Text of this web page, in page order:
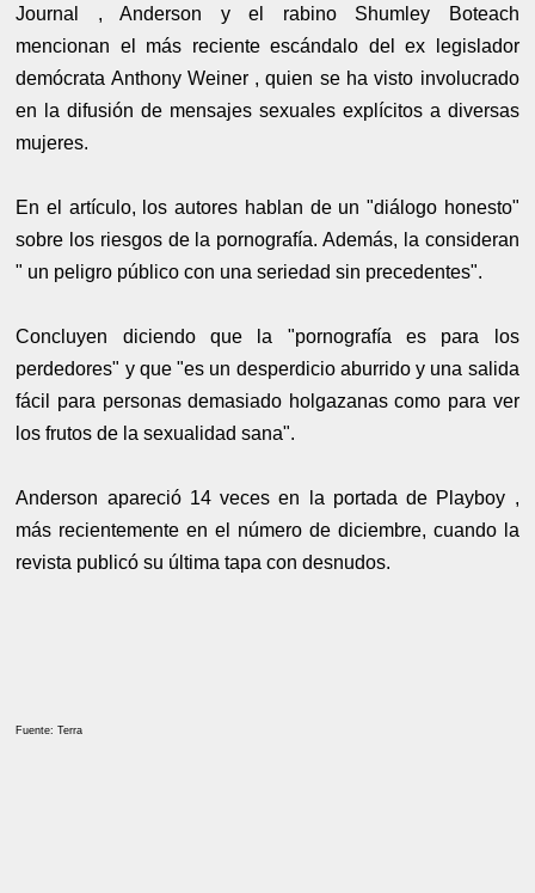
Journal , Anderson y el rabino Shumley Boteach
mencionan el más reciente escándalo del ex legislador
demócrata Anthony Weiner , quien se ha visto involucrado
en la difusión de mensajes sexuales explícitos a diversas
mujeres.
En el artículo, los autores hablan de un "diálogo honesto"
sobre los riesgos de la pornografía. Además, la consideran
" un peligro público con una seriedad sin precedentes".
Concluyen diciendo que la "pornografía es para los
perdedores" y que "es un desperdicio aburrido y una salida
fácil para personas demasiado holgazanas como para ver
los frutos de la sexualidad sana".
Anderson apareció 14 veces en la portada de Playboy ,
más recientemente en el número de diciembre, cuando la
revista publicó su última tapa con desnudos.
Fuente: Terra